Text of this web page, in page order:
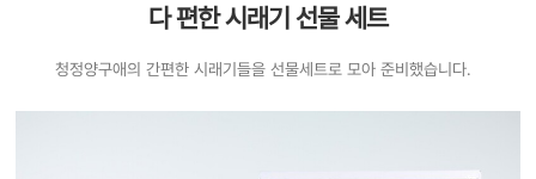
다 편한 시래기 선물 세트
청정양구애의 간편한 시래기들을 선물세트로 모아 준비했습니다.